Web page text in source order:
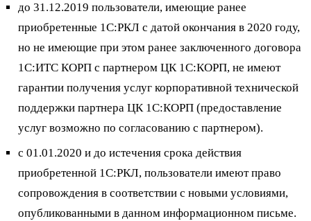
до 31.12.2019 пользователи, имеющие ранее
приобретенные 1С:РКЛ с датой окончания в 2020 году,
но не имеющие при этом ранее заключенного договора
1С:ИТС КОРП с партнером ЦК 1С:КОРП, не имеют
гарантии получения услуг корпоративной технической
поддержки партнера ЦК 1С:КОРП (предоставление
услуг возможно по согласованию с партнером).
с 01.01.2020 и до истечения срока действия
приобретенной 1С:РКЛ, пользователи имеют право
сопровождения в соответствии с новыми условиями,
опубликованными в данном информационном письме.